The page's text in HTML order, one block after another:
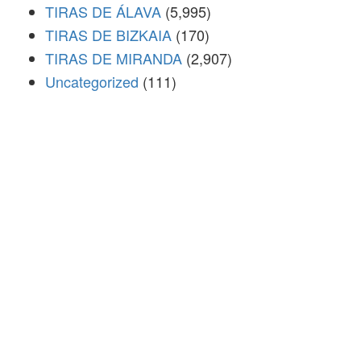
TIRAS DE ÁLAVA (5,995)
TIRAS DE BIZKAIA (170)
TIRAS DE MIRANDA (2,907)
Uncategorized (111)